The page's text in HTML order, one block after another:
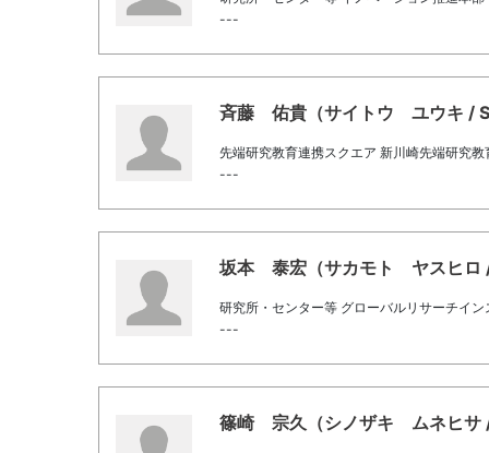
---
斉藤 佑貴（サイトウ ユウキ /
先端研究教育連携スクエア 新川崎先端研究
---
坂本 泰宏（サカモト ヤスヒロ
研究所・センター等 グローバルリサーチイ
---
篠崎 宗久（シノザキ ムネヒサ